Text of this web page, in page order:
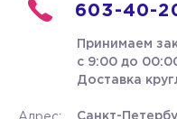
603-40-
Принимаем
с 9:00 до
Доставка
Санкт-